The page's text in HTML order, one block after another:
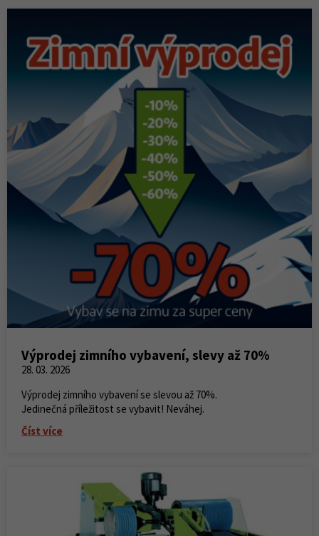
Výprodej zimního vybavení, slevy až 70%
28. 03. 2026
Výprodej zimního vybavení se slevou až 70%.
Jedinečná příležitost se vybavit! Neváhej.
Číst více